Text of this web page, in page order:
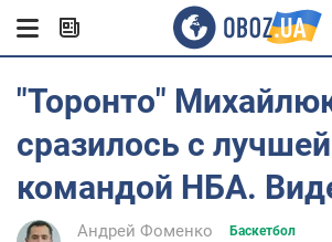
"Торонто"
сразилось с лучшей
командой НБА.
Андрей Фоменко Баскетбол